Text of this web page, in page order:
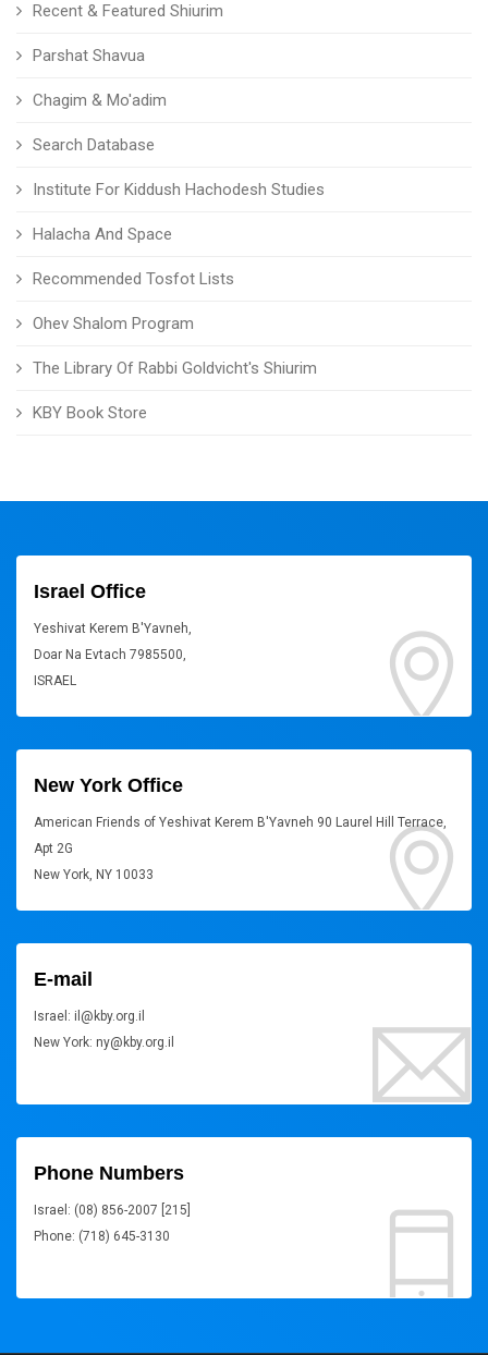
Recent & Featured Shiurim
Parshat Shavua
Chagim & Mo'adim
Search Database
Institute For Kiddush Hachodesh Studies
Halacha And Space
Recommended Tosfot Lists
Ohev Shalom Program
The Library Of Rabbi Goldvicht's Shiurim
KBY Book Store
Israel Office
Yeshivat Kerem B'Yavneh,
Doar Na Evtach 7985500,
ISRAEL
New York Office
American Friends of Yeshivat Kerem B'Yavneh 90 Laurel Hill Terrace,
Apt 2G
New York, NY 10033
E-mail
Israel: il@kby.org.il
New York: ny@kby.org.il
Phone Numbers
Israel: (08) 856-2007 [215]
Phone: (718) 645-3130